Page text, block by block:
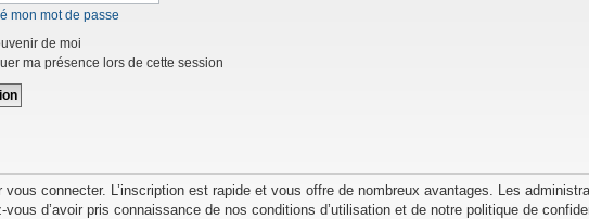
mon mot de passe
de moi
ma présence lors de cette session
connecter. L’inscription est rapide et vous offre de nombreux avantages. Les
d’avoir pris connaissance de nos conditions d’utilisation et de notre politique de